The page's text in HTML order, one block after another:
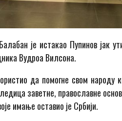
је истакао Пупинов јак
Вудроа Вилсона.
да помогне свом народу
заветне, православне
имање оставио је Србији.